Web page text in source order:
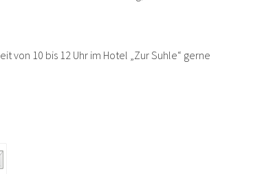
von 10 bis 12 Uhr im Hotel „Zur Suhle“ gerne